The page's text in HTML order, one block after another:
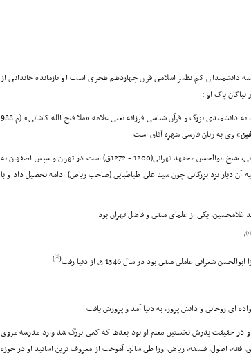
دانشمندان کم نظیر اسلامى قرن چهاردهم هجرى است او بازمانده خاندانى از
پاک او :
سلسله نسب میرزا ابوالحسن شعرانى، به دانشمندى بزرگ و قرآن شناسى فرزانه یعنى علامه «ملا فتح الله کاشانى» (م 988
» وى به زبان فارسى شهره آفاق است
جد اعلاى میرزا ابوالحسن شعرانى، شیخ ابوالحسن مجتهد تهرانى(1200 - 1272ق) است در تهران و سپس اصفهان به
دیار نزد بزرگانى چون سید على طباطبایى (صاحب ریاض) ادامه تحصیل داد و با
غلامحسین، یکى از علماى متقى و فاضل تهران بود
[1]
)
شعرانى عاملى متقى بود در سال 1346 ق از دنیا رفت (
[2]
)
و در حقیقت پدرش نخستین معلم او بود بعدها که کمى بزرگ شد وارد مدرسه مروى
اصول، فلسفه، ریاض، ورا طى سالها آموخت از معروف ترین اساتید او در حوزه